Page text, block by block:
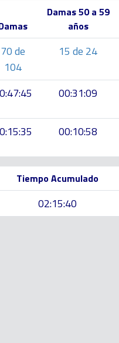
Damas 50 a 59
años
70 de
104
15 de 24
00:31:09
00:10:58
Tiempo Acumulado
02:15:40